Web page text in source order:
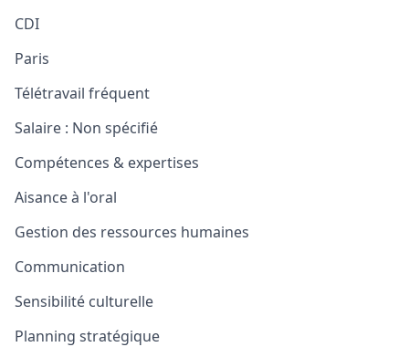
CDI
Paris
Télétravail fréquent
Salaire : Non spécifié
Compétences & expertises
Aisance à l'oral
Gestion des ressources humaines
Communication
Sensibilité culturelle
Planning stratégique